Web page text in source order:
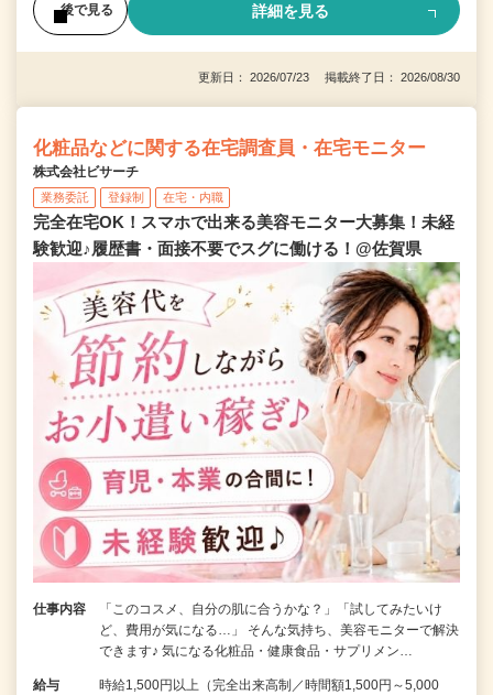
後で見る 詳細を見る
更新日： 2026/07/23 掲載終了日： 2026/08/30
化粧品などに関する在宅調査員・在宅モニター
株式会社ビサーチ
業務委託 登録制 在宅・内職
完全在宅OK！スマホで出来る美容モニター大募集！未経
験歓迎♪履歴書・面接不要でスグに働ける！@佐賀県
仕事内容
「このコスメ、自分の肌に合うかな？」「試してみたいけ
ど、費用が気になる…」 そんな気持ち、美容モニターで解決
できます♪ 気になる化粧品・健康食品・サプリメン…
給与
時給1,500円以上（完全出来高制／時間額1,500円～5,000